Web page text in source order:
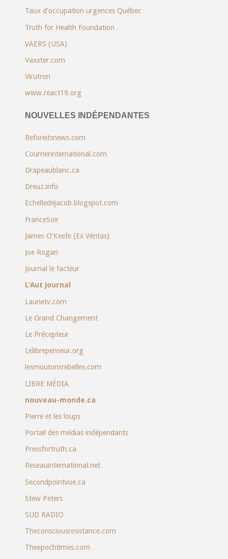
Taux d’occupation urgences Québec
Truth for Health Foundation
VAERS (USA)
Vaxxter.com
Virutron
www.react19.org
NOUVELLES INDÉPENDANTES
Beforeitsnews.com
Courrierinternational.com
Drapeaublanc.ca
Dreuz.info
Echelledejacob.blogspot.com
FranceSoir
James O’Keefe (Ex Véritas)
Joe Rogan
Journal le facteur
L’Aut Journal
Launetv.com
Le Grand Changement
Le Précepteur
Lelibrepenseur.org
lesmoutonsrebelles.com
LIBRE MÉDIA
nouveau-monde.ca
Pierre et les loups
Portail des médias indépendants
Pressfortruth.ca
Reseauinternational.net
Secondpointvue.ca
Stew Peters
SUD RADIO
Theconsciousresistance.com
Theepochtimes.com